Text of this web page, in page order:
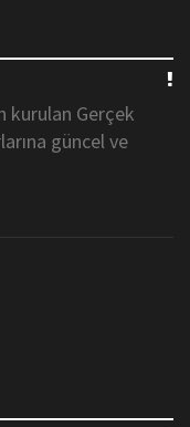
kurulan Gerçek
güncel ve